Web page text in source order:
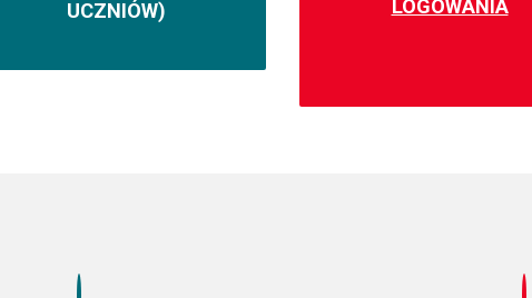
UCZNIÓW)
LOGOWANIA